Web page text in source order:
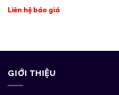
Liên hệ báo giá
GIỚI THIỆU